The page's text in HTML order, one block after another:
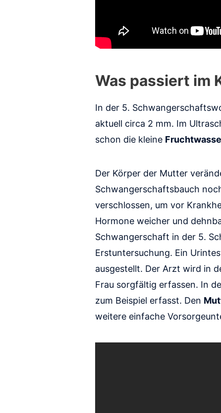
Was passiert im
In der 5.
aktuell circa 2 mm. Im
schon die kleine
Der Körper der Mutter
Schwangerschaftsbauch
verschlossen, um vor
Hormone weicher und
Schwangerschaft in der 5.
Erstuntersuchung. Ein
ausgestellt. Der Arzt wird in
Frau sorgfältig erfassen. In
zum Beispiel erfasst. Den
weitere einfache